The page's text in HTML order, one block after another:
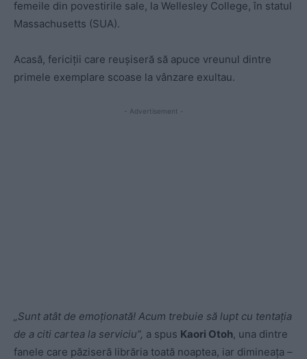
femeile din povestirile sale, la Wellesley College, în statul
Massachusetts (SUA).
Acasă, fericiții care reușiseră să apuce vreunul dintre
primele exemplare scoase la vânzare exultau.
- Advertisement -
„Sunt atât de emoționată! Acum trebuie să lupt cu tentația
de a citi cartea la serviciu”, a spus Kaori Otoh, una dintre
fanele care păziseră librăria toată noaptea, iar dimineața –